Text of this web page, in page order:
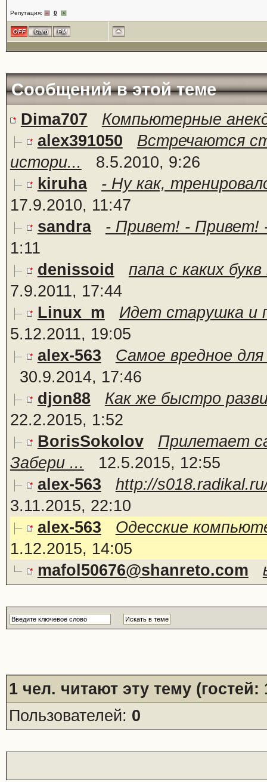
Репутация: 0
Сообщений в этой теме
Dima707
Компьютерные
alex391050
Встречаются
истори...
8.5.2010, 9:26
kiruha
- Ну как,
17.9.2010, 11:47
sandra
- Привет! - Привет!
1:11
denissoid
папа с каких
7.9.2011, 17:44
Linux_m
Идет стаpушка и
5.12.2011, 19:05
alex-563
Самое вредное
30.9.2014, 17:46
djon88
Как же быстро
22.2.2015, 1:52
BorisSokolov
Прилетает
Забери ...
12.5.2015, 12:55
alex-563
http://
3.11.2015, 22:10
alex-563
Одесские
1.12.2015, 14:05
mafol50676@shanreto.com
1чел. читают эту тему
Пользователей: 0